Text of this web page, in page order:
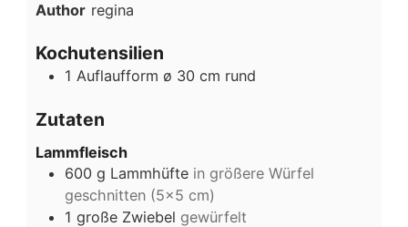
Author regina
Kochutensilien
1 Auflaufform ø 30 cm rund
Zutaten
Lammfleisch
600 g Lammhüfte in größere Würfel
geschnitten (5×5 cm)
1 große Zwiebel gewürfelt